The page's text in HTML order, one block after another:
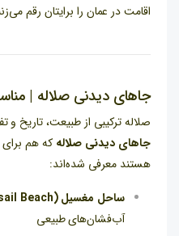
اقامت در عمان را برایتان رقم
جاهای دیدنی صلاله |
صلاله ترکیبی از طبیعت، تاریخ و
جاهای دیدنی صلاله که هم
هستند معرفی شده‌اند:
ساحل مغسیل (Mughsail Beach)
آب‌فشان‌های طبیعی